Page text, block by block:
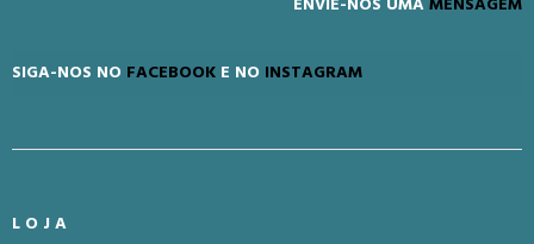
ENVIE-NOS UMAMENSAGEM
SIGA-NOS NO FACEBOOK E NO INSTAGRAM
LOJA